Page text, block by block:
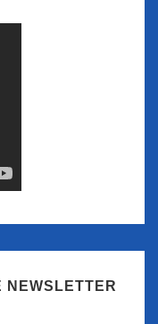
NEWSLETTER